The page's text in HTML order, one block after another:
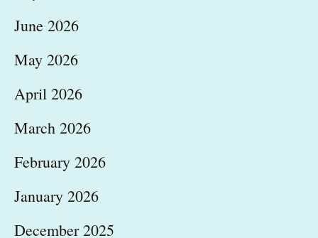
June 2026
May 2026
April 2026
March 2026
February 2026
January 2026
December 2025